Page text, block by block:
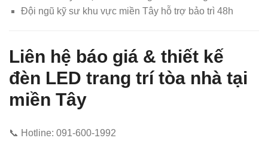
Đội ngũ kỹ sư khu vực miền Tây hỗ trợ bảo trì 48h
Liên hệ báo giá & thiết kế
đèn LED trang trí tòa nhà tại
miền Tây
📞 Hotline: 091-600-1992